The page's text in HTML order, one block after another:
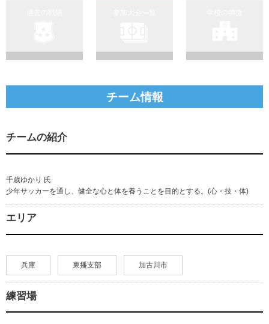
チーム情報
チームの紹介
千歳ゆかり 氏
少年サッカーを通し、健全な心と体を養うことを目的とする。(心・技・体)
エリア
兵庫 東播支部 加古川市
練習場